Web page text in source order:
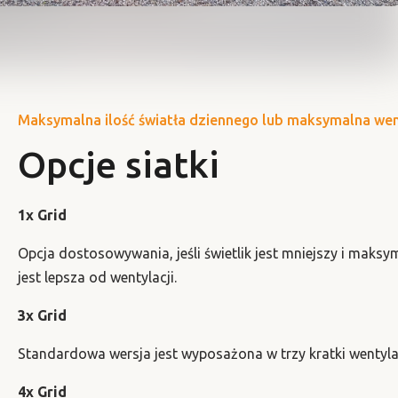
Maksymalna ilość światła dziennego lub maksymalna
Opcje siatki
1x Grid
Opcja dostosowywania, jeśli świetlik jest mniejszy i
jest lepsza od wentylacji.
3x Grid
Standardowa wersja jest wyposażona w trzy kratki
4x Grid